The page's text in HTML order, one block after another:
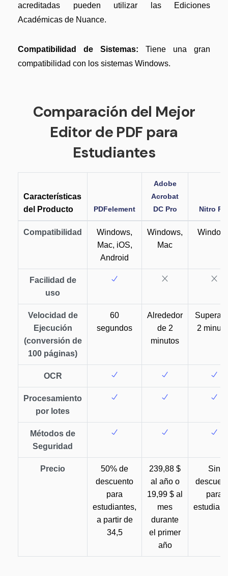
acreditadas pueden utilizar las Ediciones
Académicas de Nuance.
Compatibilidad de Sistemas: Tiene una gran
compatibilidad con los sistemas Windows.
Comparación del Mejor
Editor de PDF para
Estudiantes
Características
del Producto
PDFelement
Adobe
Acrobat
DC Pro
Nitro
Compatibilidad
Windows,
Mac, iOS,
Android
Windows,
Mac
Facilidad de
uso
Velocidad de
Ejecución
(conversión de
100 páginas)
60
segundos
Alrededor
de 2
minutos
Supera
2
OCR
Procesamiento
por lotes
Métodos de
Seguridad
Precio
50% de
descuento
para
estudiantes,
a partir de
34,5
239,88 $
al año o
19,99 $ al
mes
durante
el primer
año
Sin
para